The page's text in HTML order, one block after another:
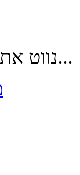
נווט את האניה שלך דרך...